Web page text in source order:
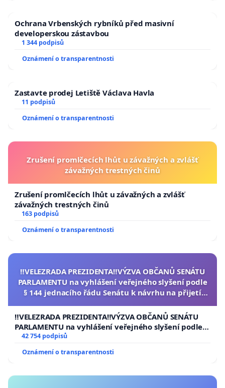
Ochrana Vrbenských rybníků před masivní
developerskou zástavbou
1 344 podpisů
Oznámení o transparentnosti
Zastavte prodej Letiště Václava Havla
11 podpisů
Oznámení o transparentnosti
Zrušení promlčecích lhůt u závažných a zvlášť
závažných trestných činů
Zrušení promlčecích lhůt u závažných a zvlášť
závažných trestných činů
163 podpisů
Oznámení o transparentnosti
‼️VELEZRADA PREZIDENTA‼️VÝZVA OBČANŮ SENÁTU
PARLAMENTU na vyhlášení veřejného slyšení podle
§ 144 jednacího řádu Senátu k návrhu na přijetí
republiky
‼️VELEZRADA PREZIDENTA‼️VÝZVA OBČANŮ SENÁTU
PARLAMENTU na vyhlášení veřejného slyšení podle §
144 jednacího řádu Senátu k návrhu na přijetí
usnesení k podání ústavní žaloby na prezidenta
republiky
42 754 podpisů
Oznámení o transparentnosti